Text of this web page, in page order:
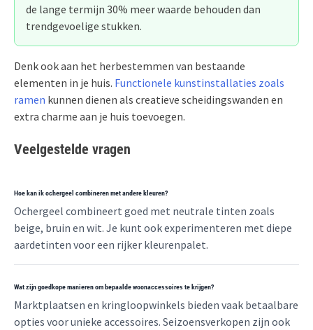
de lange termijn 30% meer waarde behouden dan
trendgevoelige stukken.
Denk ook aan het herbestemmen van bestaande
elementen in je huis. Functionele kunstinstallaties zoals
ramen kunnen dienen als creatieve scheidingswanden en
extra charme aan je huis toevoegen.
Veelgestelde vragen
Hoe kan ik ochergeel combineren met andere kleuren?
Ochergeel combineert goed met neutrale tinten zoals
beige, bruin en wit. Je kunt ook experimenteren met diepe
aardetinten voor een rijker kleurenpalet.
Wat zijn goedkope manieren om bepaalde woonaccessoires te krijgen?
Marktplaatsen en kringloopwinkels bieden vaak betaalbare
opties voor unieke accessoires. Seizoensverkopen zijn ook